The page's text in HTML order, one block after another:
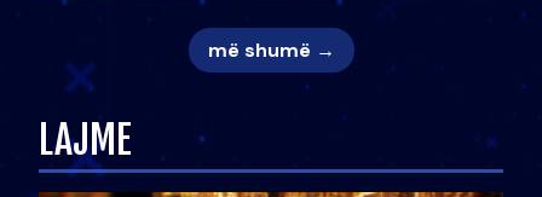
më shumë →
LAJME